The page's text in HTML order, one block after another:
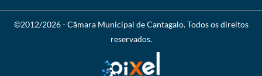
©2012/2026 -Câmara Municipal de Cantagalo. Todos os direitos
reservados.